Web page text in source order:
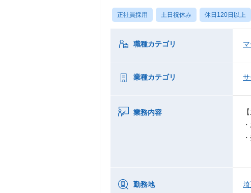
正社員採用 土日祝休み 休日120日以上
職種カテゴリ
業種カテゴリ
業務内容
勤務地